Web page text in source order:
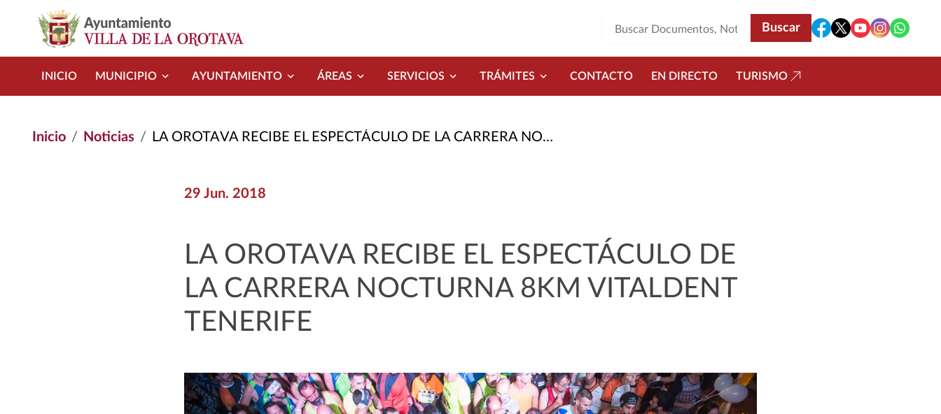
INICIO MUNICIPIO AYUNTAMIENTO ÁREAS SERVICIOS TRÁMITES CONTACTO EN DIRECTO TURISMO
Inicio Noticias LA OROTAVA RECIBE EL ESPECTÁCULO DE LA CARRERA NOCTURNA 8KM VITALDENT TENERIFE
29 Jun. 2018
LA OROTAVA RECIBE EL ESPECTÁCULO DE
LA CARRERA NOCTURNA 8KM VITALDENT
TENERIFE